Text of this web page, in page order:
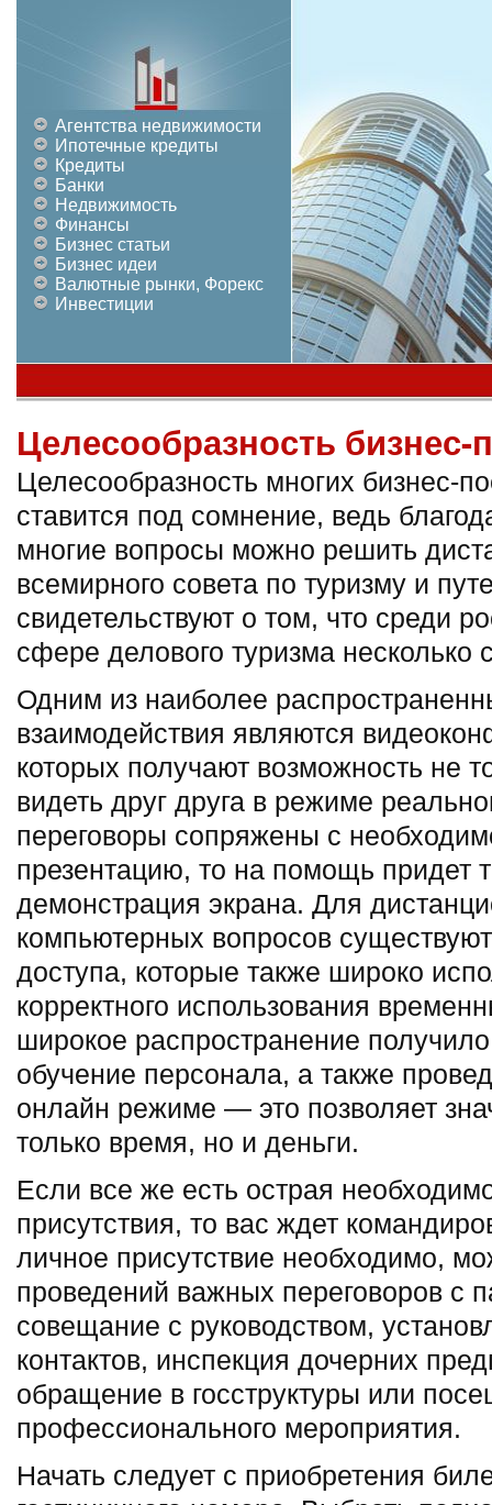
Агентства недвижимости
Ипотечные кредиты
Кредиты
Банки
Недвижимость
Финансы
Бизнес статьи
Бизнес идеи
Валютные рынки, Форекс
Инвестиции
Целесообразность бизнес-
Целесообразность многих бизнес-
ставится под сомнение, ведь
многие вопросы можно решить
всемирного совета по туризму и
свидетельствуют о том, что среди
сфере делового туризма несколько
Одним из наиболее
взаимодействия являются
которых получают возможность не
видеть друг друга в режиме
переговоры сопряжены с
презентацию, то на помощь придет
демонстрация экрана. Для
компьютерных вопросов
доступа, которые также широко
корректного использования
широкое распространение
обучение персонала, а также
онлайн режиме — это позволяет
только время, но и деньги.
Если все же есть острая
присутствия, то вас ждет
личное присутствие необходимо,
проведений важных переговоров с
совещание с руководством,
контактов, инспекция дочерних
обращение в госструктуры или
профессионального мероприятия.
Начать следует с приобретения